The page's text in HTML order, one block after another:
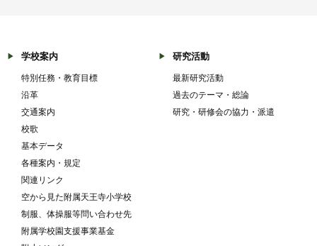
学校案内
特別任務・教育目標
沿革
交通案内
校歌
基本データ
各種案内・規定
関連リンク
空から見た附属天王寺小学校
制服、体操服等問い合わせ先
附属学校園支援事業基金
研究活動
最新研究活動
過去のテーマ・総論
研究・研修会の協力・派遣